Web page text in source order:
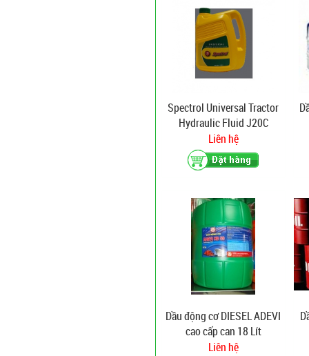
Spectrol Universal Tractor
Hydraulic Fluid J20C
Liên hệ
Dầu động cơ DIESEL ADEVI
cao cấp can 18 Lít
Liên hệ